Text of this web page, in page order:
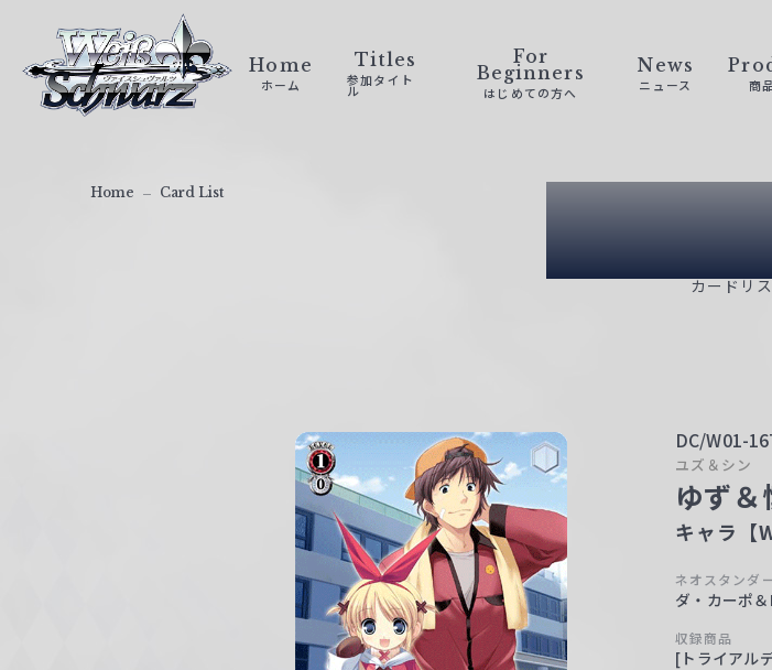
ァ
Home
ホーム
Titles
参加タイト
ル
For
Beginners
はじめての方へ
News
ニュース 商
カードリ
Home Card List
DC/W01-
ユズ＆シン
ゆず＆
キャラ【
ネオスタンダ
ダ・カーポ
収録商品
[トライアル